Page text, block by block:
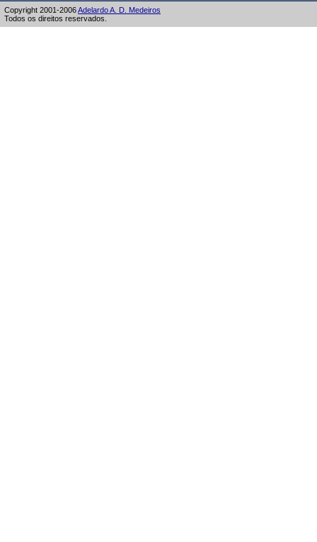
Copyright 2001-2006Adelardo A. D. Medeiros
Todos os direitos reservados.